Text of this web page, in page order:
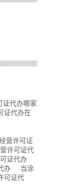
证代办哪家
证代办在
营许可证
许可证代
证代办
办
当涂
可证代